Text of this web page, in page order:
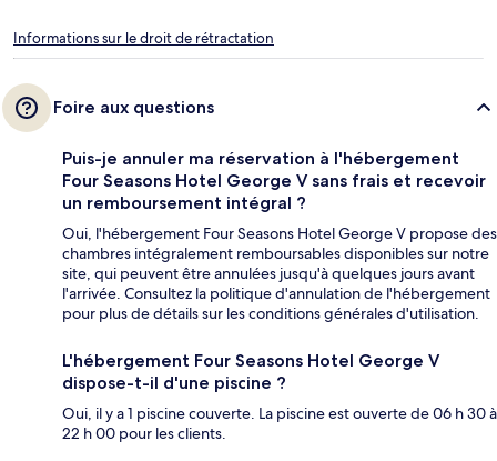
Informations sur le droit de rétractation
Foire aux questions
Puis-je annuler ma réservation à l'hébergement
Four Seasons Hotel George V sans frais et recevoir
un remboursement intégral ?
Oui, l'hébergement Four Seasons Hotel George V propose des
chambres intégralement remboursables disponibles sur notre
site, qui peuvent être annulées jusqu'à quelques jours avant
l'arrivée. Consultez la politique d'annulation de l'hébergement
pour plus de détails sur les conditions générales d'utilisation.
L'hébergement Four Seasons Hotel George V
dispose-t-il d'une piscine ?
Oui, il y a 1 piscine couverte. La piscine est ouverte de 06 h 30 à
22 h 00 pour les clients.